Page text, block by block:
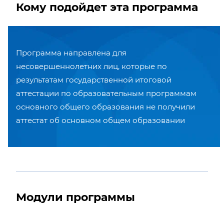
Кому подойдет эта программа
Программа направлена для
несовершеннолетних лиц, которые по
результатам государственной итоговой
аттестации по образовательным программам
основного общего образования не получили
аттестат об основном общем образовании
Модули программы